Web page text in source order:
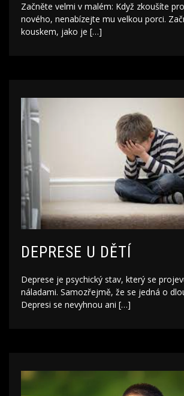
Začněte velmi v malém: Když zkoušíte
nového, nenabízejte mu velkou porci.
kouskem, jako je […]
DEPRESE U DĚTÍ
Deprese je psychický stav, který se
náladami. Samozřejmě, že se jedná o
Depresi se nevyhnou ani […]